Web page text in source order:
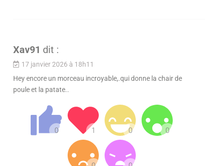
Xav91 dit :
17 janvier 2026 à 18h11
Hey encore un morceau incroyable,.qui donne la chair de
poule et la patate..